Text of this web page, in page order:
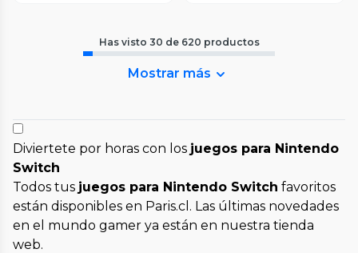
Has visto 30 de 620 productos
Mostrar más
Diviertete por horas con los juegos para Nintendo
Switch
Todos tus juegos para Nintendo Switch favoritos
están disponibles en Paris.cl. Las últimas novedades
en el mundo gamer ya están en nuestra tienda
web.